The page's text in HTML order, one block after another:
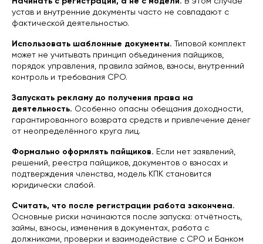
устав и внутренние документы часто не совпадают с
фактической деятельностью.
Использовать шаблонные документы. Типовой комплект
может не учитывать принцип объединения пайщиков,
порядок управления, правила займов, взносы, внутренний
контроль и требования СРО.
Запускать рекламу до получения права на
деятельность. Особенно опасны обещания доходности,
гарантированного возврата средств и привлечение денег
от неопределённого круга лиц.
Формально оформлять пайщиков. Если нет заявлений,
решений, реестра пайщиков, документов о взносах и
подтверждения членства, модель КПК становится
юридически слабой.
Считать, что после регистрации работа закончена.
Основные риски начинаются после запуска: отчётность,
займы, взносы, изменения в документах, работа с
должниками, проверки и взаимодействие с СРО и Банком
О нас
База знаний
Контакты
Политика конфиденциальности
© 2011-2026г. ООО "МИСТЕР
ФИНАНС"